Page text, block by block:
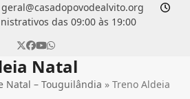
geral@casadopovodealvito.org
das 09:00 às 19:00
Twitter
Facebook
YouTube
Whatsapp
Natal
Natal – Touguilândia »Treno Aldeia